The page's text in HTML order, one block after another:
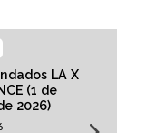
LA X
(1 de
2026)